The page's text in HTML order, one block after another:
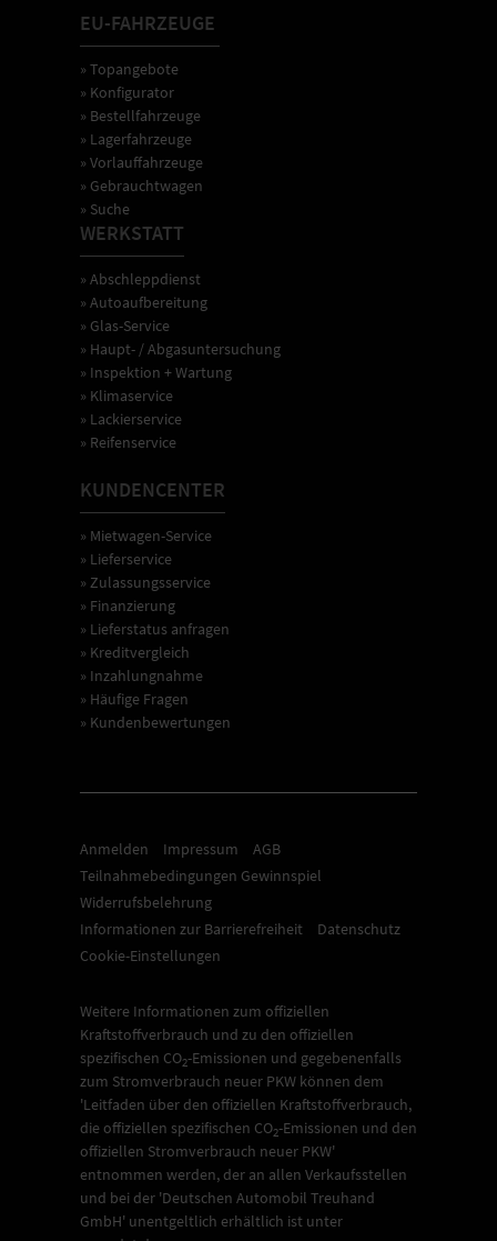
EU-FAHRZEUGE
» Topangebote
» Konfigurator
» Bestellfahrzeuge
» Lagerfahrzeuge
» Vorlauffahrzeuge
» Gebrauchtwagen
» Suche
WERKSTATT
» Abschleppdienst
» Autoaufbereitung
» Glas-Service
» Haupt- / Abgasuntersuchung
» Inspektion + Wartung
» Klimaservice
» Lackierservice
» Reifenservice
KUNDENCENTER
» Mietwagen-Service
» Lieferservice
» Zulassungsservice
» Finanzierung
» Lieferstatus anfragen
» Kreditvergleich
» Inzahlungnahme
» Häufige Fragen
» Kundenbewertungen
Anmelden Impressum
AGB
Teilnahmebedingungen Gewinnspiel
Widerrufsbelehrung
Informationen zur Barrierefreiheit
Datenschutz
Cookie-Einstellungen
Weitere Informationen zum offiziellen
Kraftstoffverbrauch und zu den offiziellen
spezifischen CO2-Emissionen und gegebenenfalls
zum Stromverbrauch neuer PKW können dem
'Leitfaden über den offiziellen Kraftstoffverbrauch,
die offiziellen spezifischen CO2-Emissionen und den
offiziellen Stromverbrauch neuer PKW'
entnommen werden, der an allen Verkaufsstellen
und bei der 'Deutschen Automobil Treuhand
GmbH' unentgeltlich erhältlich ist unter